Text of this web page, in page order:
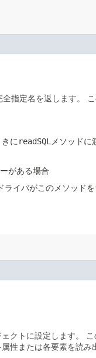
指定名を返します。
に readSQL メソッドに
がある場合
ライバがこのメソッド
クトに設定します。
性または各要素を読み